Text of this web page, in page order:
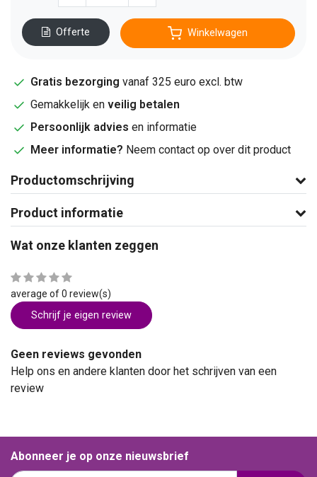
Offerte Winkelwagen
Gratis bezorging vanaf 325 euro excl. btw
Gemakkelijk en veilig betalen
Persoonlijk advies en informatie
Meer informatie? Neem contact op over dit product
Productomschrijving
Product informatie
Wat onze klanten zeggen
average of 0 review(s)
Schrijf je eigen review
Geen reviews gevonden
Help ons en andere klanten door het schrijven van een
review
Abonneer je op onze nieuwsbrief